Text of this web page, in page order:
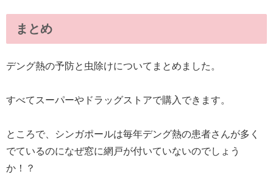
まとめ
デング熱の予防と虫除けについてまとめました。
すべてスーパーやドラッグストアで購入できます。
ところで、シンガポールは毎年デング熱の患者さんが多く
でているのになぜ窓に網戸が付いていないのでしょう
か！？